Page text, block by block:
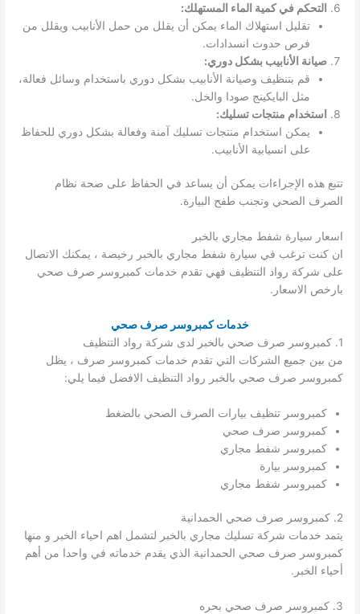
التحكم في كمية الماء المستهلك:
تقليل استهلاك الماء يمكن أن يقلل من حمل الأنابيب ويقلل من
فرص حدوث انسدادات.
صيانة الأنابيب بشكل دوري:
قم بتنظيف وصيانة الأنابيب بشكل دوري باستخدام وسائل فعالة،
مثل البايكينج صودا والخل.
استخدام منتجات تسليك:
يمكن استخدام منتجات تسليك آمنة وفعالة بشكل دوري للحفاظ
على انسيابية الأنابيب.
تتبع هذه الإجراءات يمكن أن يساعد في الحفاظ على صحة نظام
الصرف الصحي وتجنب طفح البيارة.
اسعار سيارة شفط مجاري بالخبر
ان كنت ترغب في سيارة شفط مجاري بالخبر رخيصة ، يمكنك الاتصال
على شركة رواد التنظيف فهي تقدم خدمات كمبروسر صرف صحي
بارخص الاسعار.
خدمات كمبروسر صرف صحي
1. كمبروسر صرف صحي بالخبر لدى شركة رواد التنظيف
من بين جميع الشركات التي تقدم خدمات كمبروسر صرف ، يظل
كمبروسر صرف صحي بالخبر رواد التنظيف الافضل فيما يلي:
كمبروسر تنظيف بيارات الصرف الصحي بالضغط
كمبروسر صرف صحي
كمبروسر شفط مجاري
كمبروسر بيارة
كمبروسر شفط مجاري
2. كمبروسر صرف صحي الحمدانية
يتمد خدمات شركة تسليك مجاري بالخبر لتشمل اهم احياء الخبر و منها
كمبروسر صرف صحي الحمدانية الذي يقدم خدماته في واحدا من أهم
أحياء الخبر.
3. كمبروسر صرف صحي بحره